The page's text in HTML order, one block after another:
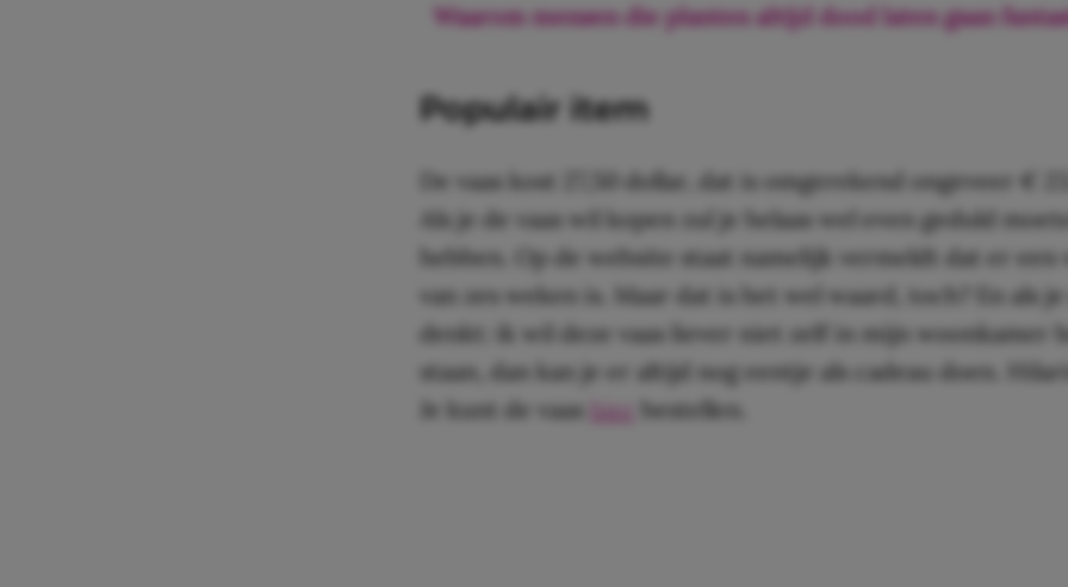
Waarom mensen die planten altijd dood laten gaan
Populair item
De vaas kost 27,50 dollar, dat is omgerekend ongeveer €
Als je de vaas wil kopen zul je helaas wel even geduld
hebben. Op de website staat namelijk vermeldt dat er een
van zes weken is. Maar dat is het wel waard, toch? En als
denkt: ik wil deze vaas liever niet zelf in mijn woonkamer
staan, dan kan je er altijd nog eentje als cadeau doen.
Je kunt de vaas hier bestellen.